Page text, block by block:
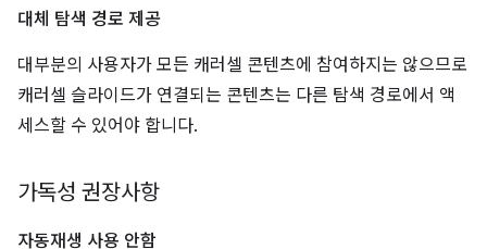
대체 탐색 경로 제공
대부분의 사용자가 모든 캐러셀 콘텐츠에 참여하지는 않으므로
캐러셀 슬라이드가 연결되는 콘텐츠는 다른 탐색 경로에서 액
세스할 수 있어야 합니다.
가독성 권장사항
자동재생 사용 안함